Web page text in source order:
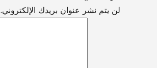
لن يتم نشر عنوان بريدك الإلكتروني.